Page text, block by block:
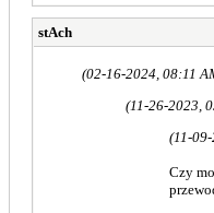
stAch
(02-16-2024, 08:11
(11-26-2023,
(11-
Czy